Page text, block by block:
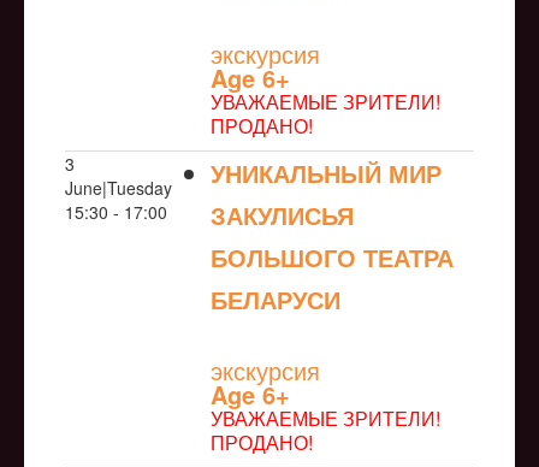
экскурсия
Age 6+
УВАЖАЕМЫЕ ЗРИТЕЛИ!
ПРОДАНО!
3
June|Tuesday
15:30 - 17:00
УНИКАЛЬНЫЙ МИР
ЗАКУЛИСЬЯ
БОЛЬШОГО ТЕАТРА
БЕЛАРУСИ
экскурсия
Age 6+
УВАЖАЕМЫЕ ЗРИТЕЛИ!
ПРОДАНО!